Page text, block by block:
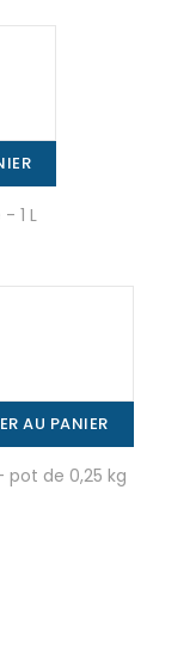
1 L
AU PANIER
pot de 0,25 kg